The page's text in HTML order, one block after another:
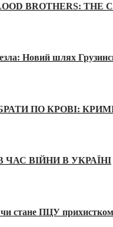
BROTHERS: THE
Новий шлях
ПО КРОВІ:
ВІЙНИ В УКРАЇНІ
стане ПЦУ прихистком